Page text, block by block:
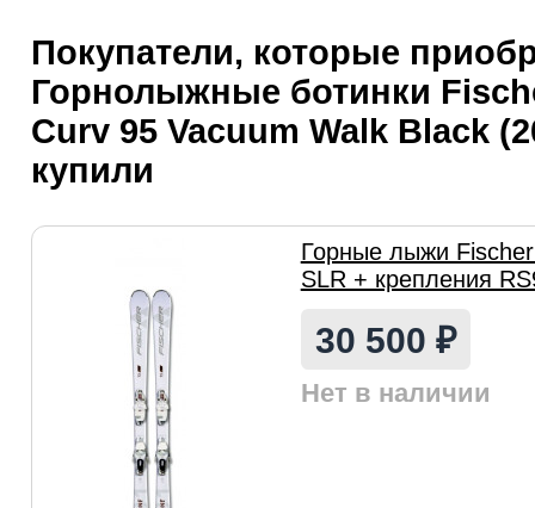
Покупатели, которые
Горнолыжные ботинки
Curv 95 Vacuum Walk Black
купили
Горные лыжи
SLR + крепления
30 500 ₽
Нет в наличии